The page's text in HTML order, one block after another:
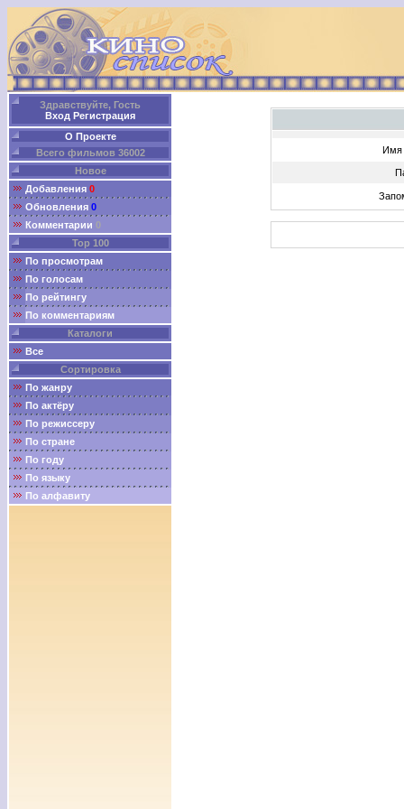
Здравствуйте, Гость
Вход Регистрация
О Проекте
Всего фильмов 36002
Новое
Добавления 0
Обновления 0
Комментарии 0
Top 100
По просмотрам
По голосам
По рейтингу
По комментариям
Каталоги
Все
Сортировка
По жанру
По актёру
По режиссеру
По стране
По году
По языку
По алфавиту
Имя